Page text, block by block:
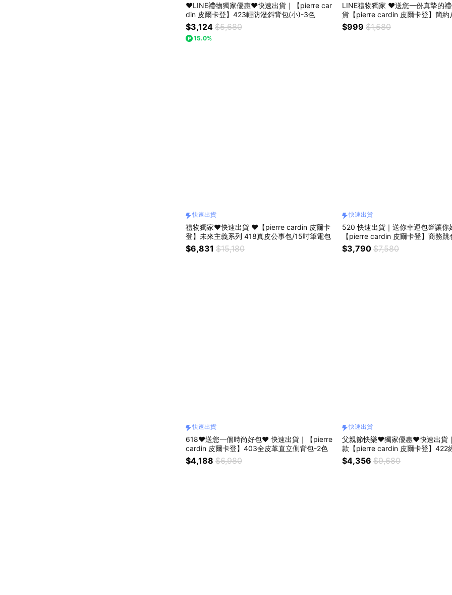
❤️LINE禮物獨家優惠❤️快速出貨｜【pierre car
din 皮爾卡登】423輕防潑斜背包(小)-3色
$3,124 $5,680
15.0%
LINE禮物獨家 ❤️送您一份真摯的
貨【pierre cardin 皮爾卡登】簡約
人節禮物 獅子座 巨蟹座禮物
$999 $1,580
快速出貨
禮物獨家❤️快速出貨 ❤️【pierre cardin 皮爾卡
登】未來主義系列 418真皮公事包/15吋筆電包
$6,831 $15,180
快速出貨
520 快速出貨｜送你幸運包💯讓
【pierre cardin 皮爾卡登】商務跳
$3,790 $7,580
快速出貨
618❤️送您一個時尚好包❤️ 快速出貨｜【pierre
cardin 皮爾卡登】403全皮革直立側背包-2色
$4,188 $6,980
快速出貨
父親節快樂❤️獨家優惠❤️快速出貨
款【pierre cardin 皮爾卡登】422
$4,356 $9,680